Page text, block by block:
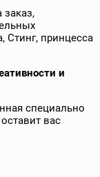
Стинг, принцесса
и
специально
вас